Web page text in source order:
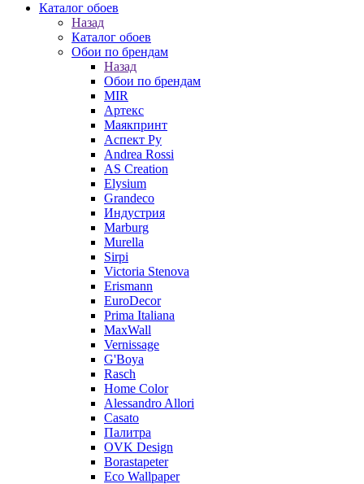
Каталог обоев
Назад
Каталог обоев
Обои по брендам
Назад
Обои по брендам
MIR
Артекс
Маякпринт
Аспект Ру
Andrea Rossi
AS Creation
Elysium
Grandeco
Индустрия
Marburg
Murella
Sirpi
Victoria Stenova
Erismann
EuroDecor
Prima Italiana
MaxWall
Vernissage
G'Boya
Rasch
Home Color
Alessandro Allori
Casato
Палитра
OVK Design
Borastapeter
Eco Wallpaper